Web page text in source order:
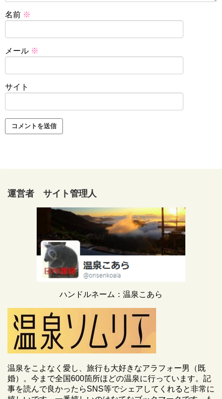
名前 ※
メール ※
サイト
運営者 サイト管理人
ハンドルネーム：温泉こあら
温泉をこよなく愛し、旅行も大好きなアラフォー男（既
婚）。今まで全国600箇所ほどの温泉に行っています。記
事を読んで良かったらSNS等でシェアしてくれると非常に